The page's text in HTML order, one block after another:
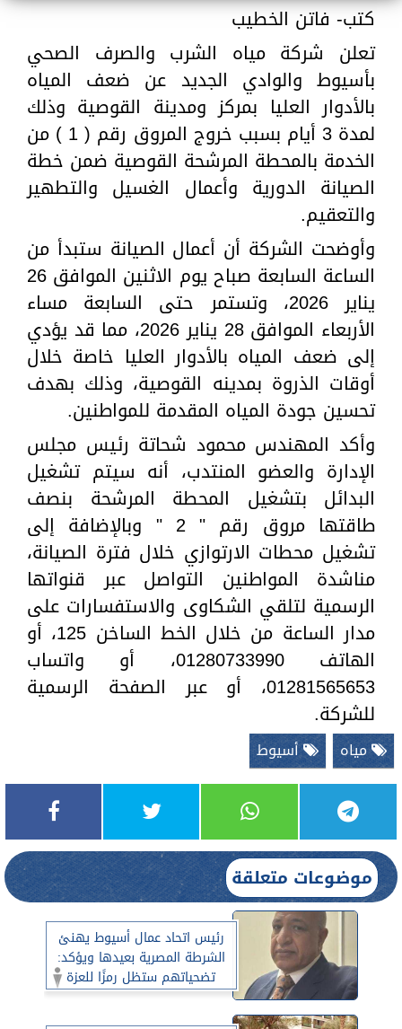
كتب- فاتن الخطيب
تعلن شركة مياه الشرب والصرف الصحي
بأسيوط والوادي الجديد عن ضعف المياه
بالأدوار العليا بمركز ومدينة القوصية وذلك
لمدة 3 أيام بسبب خروج المروق رقم ( 1 ) من
الخدمة بالمحطة المرشحة القوصية ضمن خطة
الصيانة الدورية وأعمال الغسيل والتطهير
والتعقيم.
وأوضحت الشركة أن أعمال الصيانة ستبدأ من
الساعة السابعة صباح يوم الاثنين الموافق 26
يناير 2026، وتستمر حتى السابعة مساء
الأربعاء الموافق 28 يناير 2026، مما قد يؤدي
إلى ضعف المياه بالأدوار العليا خاصة خلال
أوقات الذروة بمدينه القوصية، وذلك بهدف
تحسين جودة المياه المقدمة للمواطنين.
وأكد المهندس محمود شحاتة رئيس مجلس
الإدارة والعضو المنتدب، أنه سيتم تشغيل
البدائل بتشغيل المحطة المرشحة بنصف
طاقتها مروق رقم " 2 " وبالإضافة إلى
تشغيل محطات الارتوازي خلال فترة الصيانة،
مناشدة المواطنين التواصل عبر قنواتها
الرسمية لتلقي الشكاوى والاستفسارات على
مدار الساعة من خلال الخط الساخن 125، أو
الهاتف 01280733990، أو واتساب
01281565653، أو عبر الصفحة الرسمية
للشركة.
مياه أسيوط
موضوعات متعلقة
رئيس اتحاد عمال أسيوط يهنئ
الشرطة المصرية بعيدها ويؤكد:
تضحياتهم ستظل رمزًا للعزة
والكرامة